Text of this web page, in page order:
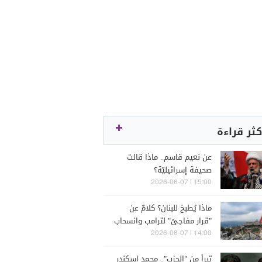
قراءة
عن نعيم قاسم.. ماذا قالت
صحيفة إسرائيليّة؟
15:00 | 2026-08-07
ماذا يُطبخ للبنان؟ كلامٌ عن
"قرار مفاجئ" لترامب وانسحاب
إسرائيل
14:00 | 2026-08-07
تبرأ من "الحزب".. محمد إسكندر